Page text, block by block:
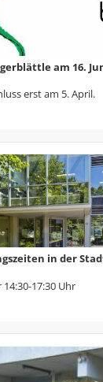
am 16.
erst am 5. April.
in der
17:30 Uhr